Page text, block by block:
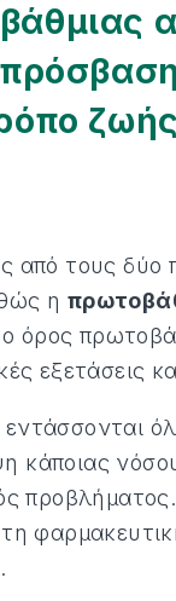
από τους
η
όρος
εξετάσεις
κάποιας